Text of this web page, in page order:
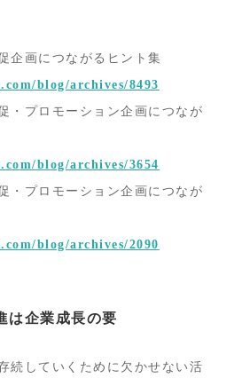
企画につながるヒント集
blog/archives/8493
・プロモーション企画につなが
blog/archives/3654
・プロモーション企画につなが
blog/archives/2090
は企業成長の要
続していくために欠かせない活